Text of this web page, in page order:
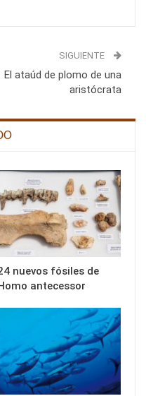
SIGUIENTE
El ataúd de plomo de una
aristócrata
nuevos fósiles de
antecessor